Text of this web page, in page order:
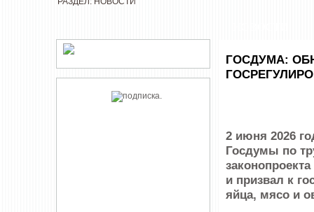
ГОСДУМА:
2 июня 2026
Госдумы по
и призвал к
яйца, мясо и